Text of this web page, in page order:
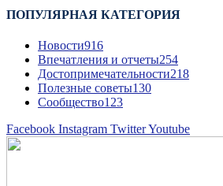
ПОПУЛЯРНАЯ КАТЕГОРИЯ
Новости916
Впечатления и отчеты254
Достопримечательности218
Полезные советы130
Сообщество123
Facebook Instagram TwitterYoutube